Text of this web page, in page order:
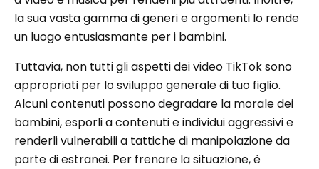
la sua vasta gamma di generi e argomenti lo rende
un luogo entusiasmante per i bambini.
Tuttavia, non tutti gli aspetti dei video TikTok sono
appropriati per lo sviluppo generale di tuo figlio.
Alcuni contenuti possono degradare la morale dei
bambini, esporli a contenuti e individui aggressivi e
renderli vulnerabili a tattiche di manipolazione da
parte di estranei. Per frenare la situazione, è